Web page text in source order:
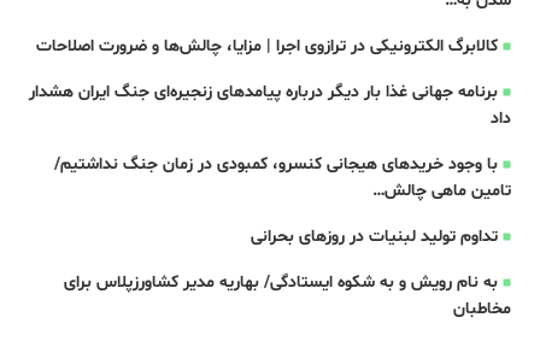
کالابرگ الکترونیکی در ترازوی اجرا | مزایا، چالش‌ها و ضرورت اصلاحات
برنامه جهانی غذا بار دیگر درباره پیامدهای زنجیره‌ای جنگ ایران هشدار
داد
با وجود خریدهای هیجانی کنسرو، کمبودی در زمان جنگ نداشتیم/
تامین ماهی چالش…
تداوم تولید لبنیات در روزهای بحرانی
به نام رویش و به شکوه‌ ایستادگی‌/ بهاریه مدیر کشاورزپلاس برای
مخاطبان